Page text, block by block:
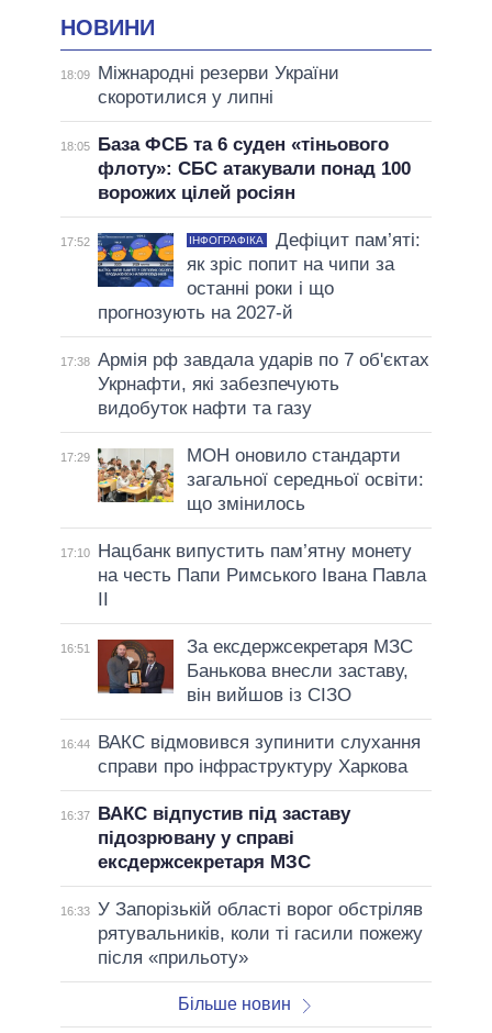
НОВИНИ
18:09
Міжнародні резерви України
скоротилися у липні
18:05
База ФСБ та 6 суден «тіньового
флоту»: СБС атакували понад 100
ворожих цілей росіян
17:52 ІНФОГРАФІКА
Дефіцит пам’яті:
як зріс попит на чипи за
останні роки і що
прогнозують на 2027-й
17:38 Армія рф завдала ударів по 7 об'єктах
Укрнафти, які забезпечують
видобуток нафти та газу
17:29
МОН оновило стандарти
загальної середньої освіти:
що змінилось
17:10
Нацбанк випустить пам’ятну монету
на честь Папи Римського Івана Павла
II
16:51
За ексдержсекретаря МЗС
Банькова внесли заставу,
він вийшов із СІЗО
16:44
ВАКС відмовився зупинити слухання
справи про інфраструктуру Харкова
16:37
ВАКС відпустив під заставу
підозрювану у справі
ексдержсекретаря МЗС
16:33 У Запорізькій області ворог обстріляв
рятувальників, коли ті гасили пожежу
після «прильоту»
Більше новин